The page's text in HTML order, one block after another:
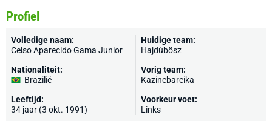
Profiel
Volledige naam:
Celso Aparecido Gama Junior
Nationaliteit:
Brazilië
Leeftijd:
34 jaar (3 okt. 1991)
Huidige team:
Hajdúbösz
Vorig team:
Kazincbarcika
Voorkeur voet:
Links